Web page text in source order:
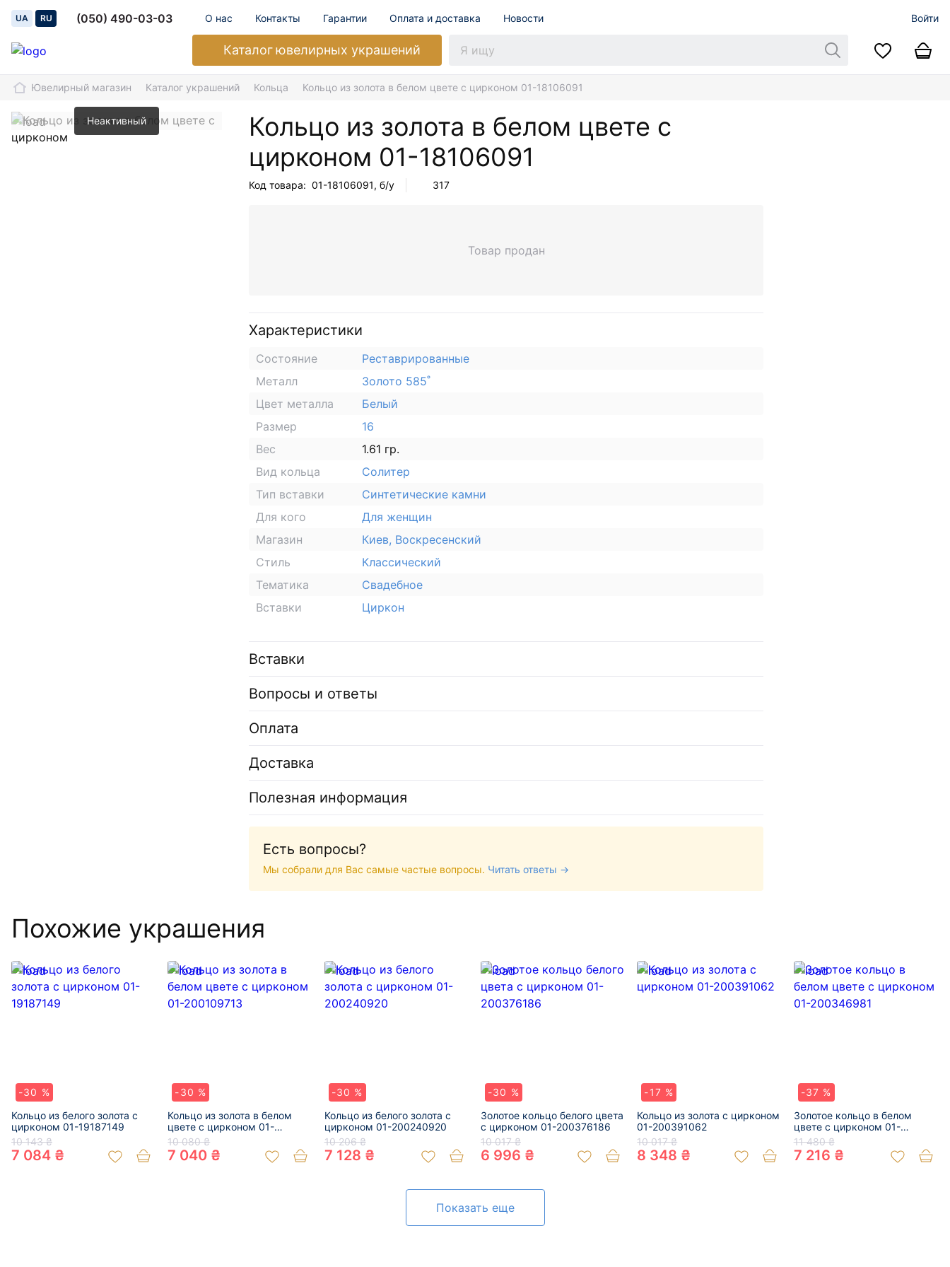
UA RU (050) 490-03-03 О нас Контакты Гарантии Оплата и доставка Новости Войти
Каталогювелирных украшений
Ювелирный магазин Каталог украшений Кольца Кольцо из золота в белом цвете с цирконом 01-18106091
Неактивный
Кольцо из золота в белом цвете с
цирконом 01-18106091
Код товара: 01-18106091, б/у 317
Товар продан
Характеристики
Состояние
Реставрированные
Металл
Золото 585˚
Цвет металла
Белый
Размер
16
Вес
1.61 гр.
Вид кольца
Солитер
Тип вставки
Синтетические камни
Для кого
Для женщин
Магазин
Киев, Воскресенский
Стиль
Классический
Тематика
Свадебное
Вставки
Циркон
Вставки
Вопросы и ответы
Оплата
Доставка
Полезная информация
Есть вопросы?
Мы собрали для Вас самые частые вопросы. Читать ответы →
Похожие украшения
-30 %
Кольцо из белого золота с
цирконом 01-19187149
10 143 ₴
7 084 ₴
-30 %
Кольцо из золота в белом
цвете с цирконом 01-
200109713
10 080 ₴
7 040 ₴
-30 %
Кольцо из белого золота с
цирконом 01-200240920
10 206 ₴
7 128 ₴
-30 %
Золотое кольцо белого цвета
с цирконом 01-200376186
10 017 ₴
6 996 ₴
-17 %
Кольцо из золота с цирконом
01-200391062
10 017 ₴
8 348 ₴
-37 %
Золотое кольцо в белом
цвете с цирконом 01-
200346981
11 480 ₴
7 216 ₴
Показать еще